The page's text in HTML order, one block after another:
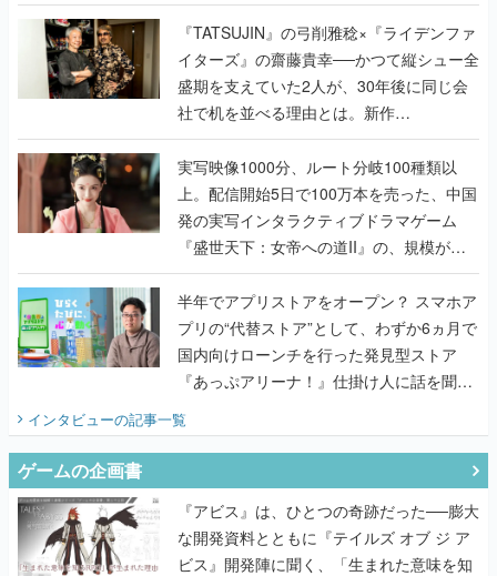
く
『TATSUJIN』の弓削雅稔×『ライデンファ
イターズ』の齋藤貴幸──かつて縦シュー全
盛期を支えていた2人が、30年後に同じ会
社で机を並べる理由とは。新作
『TATSUJIN EXTREME』で初タッグを組
んだレジェンド2人に訊く開発秘話
実写映像1000分、ルート分岐100種類以
上。配信開始5日で100万本を売った、中国
発の実写インタラクティブドラマゲーム
『盛世天下：女帝への道II』の、規模が違
うこだわりをプロデューサーに聞いた
半年でアプリストアをオープン？ スマホア
プリの“代替ストア”として、わずか6ヵ月で
国内向けローンチを行った発見型ストア
『あっぷアリーナ！』仕掛け人に話を聞い
インタビューの記事一覧
ゲームの企画書
『アビス』は、ひとつの奇跡だった──膨大
な開発資料とともに『テイルズ オブ ジ ア
ビス』開発陣に聞く、「生まれた意味を知